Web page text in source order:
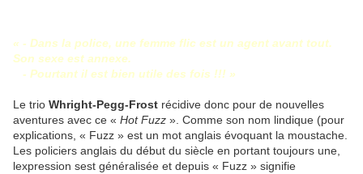
« - Dans la police, une femme flic est un agent avant tout.
Son sexe est annexe.
- Pourtant il est bien utile des fois !!! »
Le trio Whright-Pegg-Frost récidive donc pour de nouvelles
aventures avec ce « Hot Fuzz ». Comme son nom lindique (pour
explications, « Fuzz » est un mot anglais évoquant la moustache.
Les policiers anglais du début du siècle en portant toujours une,
lexpression sest généralisée et depuis « Fuzz » signifie